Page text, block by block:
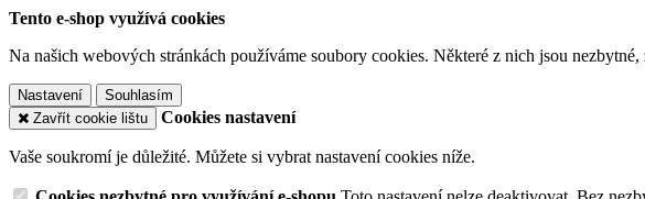
Tento e-shop využívá cookies
Na našich webových stránkách používáme soubory cookies. Některé z nich jsou
Nastavení
Souhlasím
Zavřít cookie lištu
Cookies nastavení
Vaše soukromí je důležité. Můžete si vybrat nastavení cookies níže.